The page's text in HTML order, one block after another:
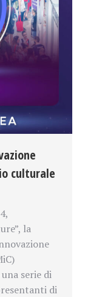
culturale
la
serie di
di